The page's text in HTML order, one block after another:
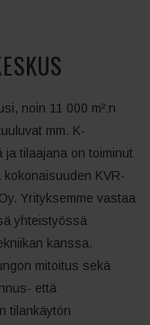
noin 11 000 m²:n
mm. K-
ja tilaajana on toiminut
KVR-
Yrityksemme vastaa
yhteistyössä
kanssa.
mitoitus sekä
että
tilankäytön